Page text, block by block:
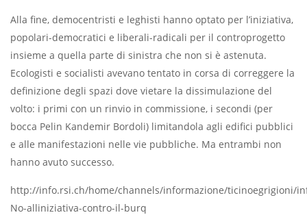
Alla fine, democentristi e leghisti hanno optato per l’iniziativa,
popolari-democratici e liberali-radicali per il controprogetto
insieme a quella parte di sinistra che non si è astenuta.
Ecologisti e socialisti avevano tentato in corsa di correggere la
definizione degli spazi dove vietare la dissimulazione del
volto: i primi con un rinvio in commissione, i secondi (per
bocca Pelin Kandemir Bordoli) limitandola agli edifici pubblici
e alle manifestazioni nelle vie pubbliche. Ma entrambi non
hanno avuto successo.
http://info.rsi.ch/home/channels/informazione/ticinoegrigioni/
No-alliniziativa-contro-il-burq